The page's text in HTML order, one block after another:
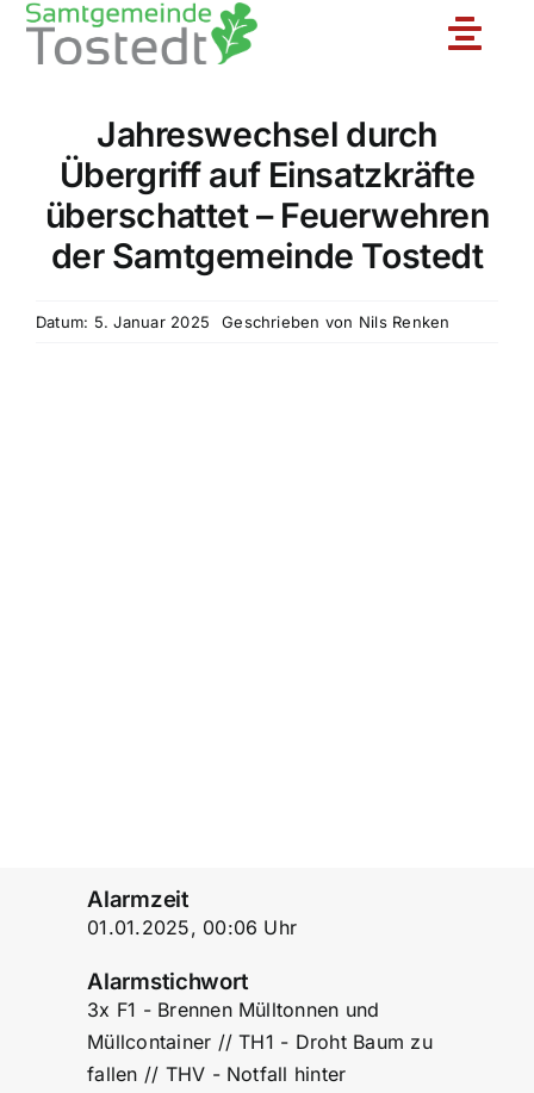
Zum
Toggle
Unsere Feuerwehr
Ortsfeuerwehren
Jugendfeuerwehr
Jahreswechsel durch
Übergriff auf Einsatzkräfte
überschattet – Feuerwehren
der Samtgemeinde Tostedt
Datum: 5. Januar 2025 Geschrieben von Nils Renken
Alarmzeit
01.01.2025, 00:06 Uhr
Alarmstichwort
3x F1 - Brennen Mülltonnen und
Müllcontainer // TH1 - Droht Baum zu
fallen // THV - Notfall hinter